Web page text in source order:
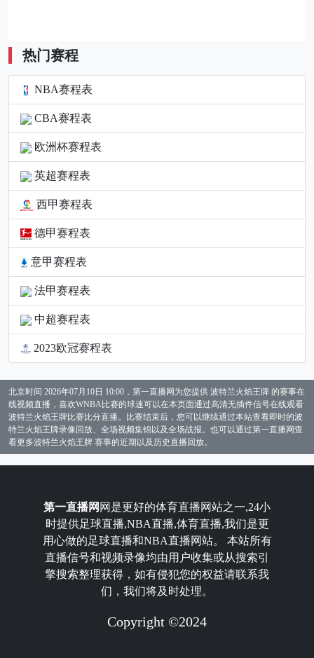
热门赛程
NBA赛程表
CBA赛程表
欧洲杯赛程表
英超赛程表
西甲赛程表
德甲赛程表
意甲赛程表
法甲赛程表
中超赛程表
2023欧冠赛程表
北京时间 2026年07月10日 10:00，第一直播网为您提供 波特兰火焰王牌 的赛事在
线视频直播，喜欢WNBA比赛的球迷可以在本页面通过高清无插件信号在线观看
波特兰火焰王牌比赛比分直播。比赛结束后，您可以继续通过本站查看即时的波
特兰火焰王牌录像回放、全场视频集锦以及全场战报。也可以通过第一直播网查
看更多波特兰火焰王牌 赛事的近期以及历史直播回放。
第一直播网 网是更好的体育直播网站之一,24小
时提供足球直播,NBA直播,体育直播,我们是更
用心做的足球直播和NBA直播网站。 本站所有
直播信号和视频录像均由用户收集或从搜索引
擎搜索整理获得，如有侵犯您的权益请联系我
们，我们将及时处理。
Copyright ©2024